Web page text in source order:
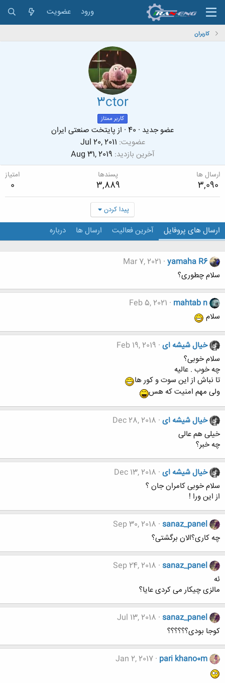
ورود عضویت
کاربران
3ctor
کاربر ممتاز
عضو جدید ·
· از پایتخت صنعتی ایران
عضویت Jul 20, 2011
آخرین بازدید Aug 31, 2019
ارسال ها
3,090
پسندها
3,889
امتیاز
0
پیدا کردن
ارسال های پروفایل آخرین فعالیت ارسال ها درباره
yamaha R6
Mar 7, 2021
سلام چطوری؟
mahtab n
Feb 5, 2021
سلام
خیال شیشه ای Feb 19, 2019
سلام خوبی؟
چه خوب . عالیه
تا نباش از این سوت و کور ها
ولی مهم امنیت که هس
خیال شیشه ای Dec 28, 2018
خیلی هم عالی
چه خبر؟
خیال شیشه ای Dec 13, 2018
سلام خوبی کامران جان ؟
از این ورا !
sanaz_panel
Sep 30, 2018
چه کاری؟الان برگشتی؟
sanaz_panel
Sep 24, 2018
ئه
مالزی چیکار می کردی عایا؟
sanaz_panel
Jul 13, 2018
کوجا بودی؟؟؟؟؟؟
pari khano0m
Jan 2, 2017